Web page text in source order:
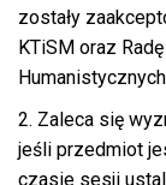
zostały
KTiSM oraz
2. Zaleca się
jeśli przedmiot
czasie sesji